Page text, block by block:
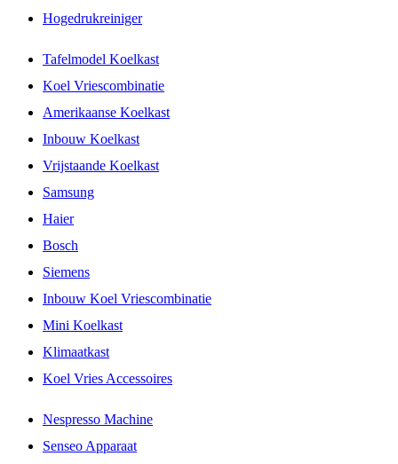
Hogedrukreiniger
Tafelmodel Koelkast
Koel Vriescombinatie
Amerikaanse Koelkast
Inbouw Koelkast
Vrijstaande Koelkast
Samsung
Haier
Bosch
Siemens
Inbouw Koel Vriescombinatie
Mini Koelkast
Klimaatkast
Koel Vries Accessoires
Nespresso Machine
Senseo Apparaat